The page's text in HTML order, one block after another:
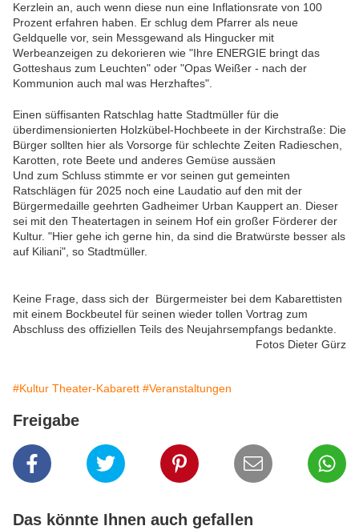
Kerzlein an, auch wenn diese nun eine Inflationsrate von 100
Prozent erfahren haben. Er schlug dem Pfarrer als neue
Geldquelle vor, sein Messgewand als Hingucker mit
Werbeanzeigen zu dekorieren wie "Ihre ENERGIE bringt das
Gotteshaus zum Leuchten" oder "Opas Weißer - nach der
Kommunion auch mal was Herzhaftes".
Einen süffisanten Ratschlag hatte Stadtmüller für die
überdimensionierten Holzkübel-Hochbeete in der Kirchstraße: Die
Bürger sollten hier als Vorsorge für schlechte Zeiten Radieschen,
Karotten, rote Beete und anderes Gemüse aussäen
Und zum Schluss stimmte er vor seinen gut gemeinten
Ratschlägen für 2025 noch eine Laudatio auf den mit der
Bürgermedaille geehrten Gadheimer Urban Kauppert an. Dieser
sei mit den Theatertagen in seinem Hof ein großer Förderer der
Kultur. "Hier gehe ich gerne hin, da sind die Bratwürste besser als
auf Kiliani", so Stadtmüller.
Keine Frage, dass sich der Bürgermeister bei dem Kabarettisten
mit einem Bockbeutel für seinen wieder tollen Vortrag zum
Abschluss des offiziellen Teils des Neujahrsempfangs bedankte.
Fotos Dieter Gürz
#Kultur Theater-Kabarett #Veranstaltungen
Freigabe
Das könnte Ihnen auch gefallen